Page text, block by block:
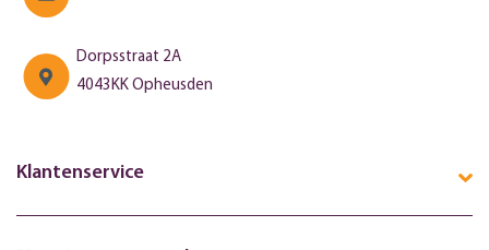
Dorpsstraat 2A
4043KK Opheusden
Klantenservice